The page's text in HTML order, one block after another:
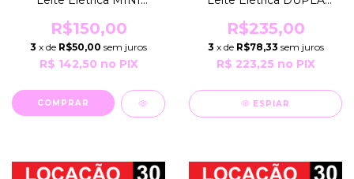
30 Dias EXTRATORA
Bivolt e com Pilhas
Medela
R$150,00
3 x de R$50,00 sem juros
R$ 142,50 no PIX
de 30 Dias EXTRATORA
Bivolt e com Pilhas
Medela
R$235,00
3 x de R$78,33 sem juros
R$ 223,25 no PIX
ESPIAR